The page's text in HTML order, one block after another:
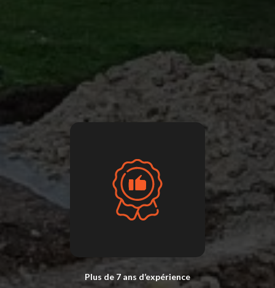
Plus de 7 ans d’expérience